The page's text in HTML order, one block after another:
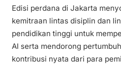
Edisi perdana di Jakarta
kemitraan lintas disiplin dan
pendidikan tinggi untuk
AI serta mendorong
kontribusi nyata dari para